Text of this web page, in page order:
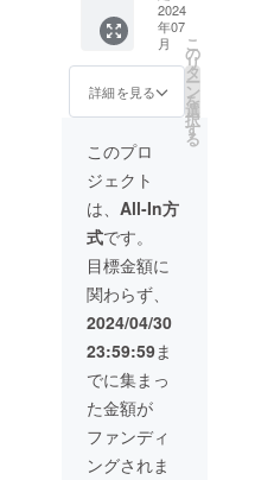
ラムの
URLを載せ
でご覧いた
いです
の食品
表示は
お届け
商品の
ラベル
す。 商
前には
必ずお
届けの
リター
ンに貼
付され
たラベ
ルや注
をご確
認くだ
さい。
お好み
焼き菓
子をお
選びく
ださ
い。 原
び添加
物等の
食品表
示はお
届け商
品のラ
ベルに
表記さ
れま
す。 商
品開封
前には
必ずお
届けの
リター
ンに貼
付され
たラベ
2024
年07
月
詳細を見る
こ
の
リ
タ
ー
ン
を
選
択
す
る
このプロ
ジェクト
は、 All-In方
式です。
目標金額に
関わらず、
2024/04/30
23:59:59ま
でに集まっ
た金額が
ファンディ
ングされま